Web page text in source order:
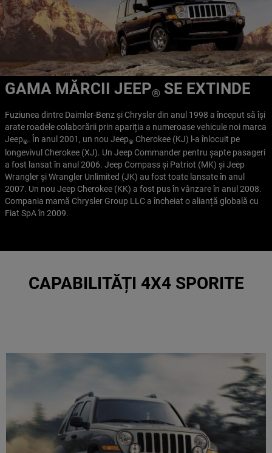
GAMA MĂRCII JEEP® SE EXTINDE
Fuziunea dintre Daimler-Benz și Chrysler din anul 1998 a început să își
arate roadele colaborării prin apariția a numeroase vehicule noi marca
Jeep®. În anul 2001, un nou Jeep® Cherokee (KJ) l-a înlocuit pe
longevivul Cherokee (XJ). Un Jeep Commander pentru șapte pasageri
a fost lansat în anul 2006. Jeep Compass și Patriot (MK) și Jeep
Wrangler și Wrangler Unlimited (JK) au fost toate lansate în anul
2007. Un nou Jeep Cherokee (KK) a fost pus în vânzare în anul 2008.
Compania mamă Chrysler Group LLC a încheiat o alianță globală cu
Fiat SpA în 2009.
CAPABILITĂȚI 4X4 SPORITE